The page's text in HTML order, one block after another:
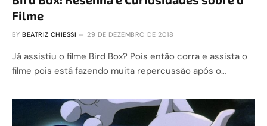
Filme
BY BEATRIZ CHIESSI 29 DE DEZEMBRO DE 2018
Já assistiu o filme Bird Box? Pois então corra e assista o
filme pois está fazendo muita repercussão após o…